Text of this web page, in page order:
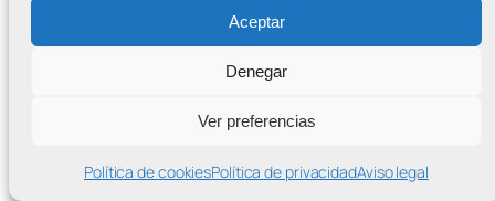
Aceptar
Denegar
Ver preferencias
Política de cookiesPolítica de privacidadAviso legal